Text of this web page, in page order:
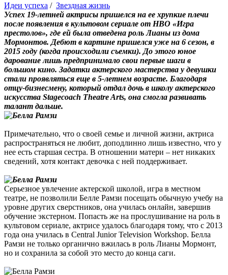
Идеи успеха / Звездная жизнь
Успех 19-летней актрисы пришелся на ее хрупкие плечи
после появления в культовом сериале от HBO «Игра
престолов», где ей была отведена роль Лианы из дома
Мормонтов. Дебют в картине пришелся уже на 6 сезон, в
2015 году (когда происходили съемки). До этого юное
дарование лишь предпринимало свои первые шаги в
большом кино. Задатки актерского мастерства у девушки
стали проявляться еще в 5-летнем возрасте. Благодаря
отцу-бизнесмену, который отдал дочь в школу актерского
искусства Stagecoach Theatre Arts, она смогла развивать
талант дальше.
Примечательно, что о своей семье и личной жизни, актриса
распространяться не любит, доподлинно лишь известно, что у
нее есть старшая сестра. В отношении матери – нет никаких
сведений, хотя контакт девочка с ней поддерживает.
Серьезное увлечение актерской школой, игра в местном
театре, не позволили Белле Рамзи посещать обычную учебу на
уровне других сверстников, она училась онлайн, завершив
обучение экстерном. Попасть же на прослушивание на роль в
культовом сериале, актрисе удалось благодаря тому, что с 2013
года она училась в Central Junior Television Workshop. Белла
Рамзи не только органично вжилась в роль Лианы Мормонт,
но и сохранила за собой это место до конца саги.